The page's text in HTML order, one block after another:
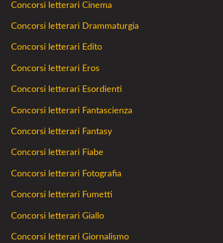
Concorsi letterari Cinema
Concorsi letterari Drammaturgia
Concorsi letterari Edito
Concorsi letterari Eros
Concorsi letterari Esordienti
Concorsi letterari Fantascienza
Concorsi letterari Fantasy
Concorsi letterari Fiabe
Concorsi letterari Fotografia
Concorsi letterari Fumetti
Concorsi letterari Giallo
Concorsi letterari Giornalismo